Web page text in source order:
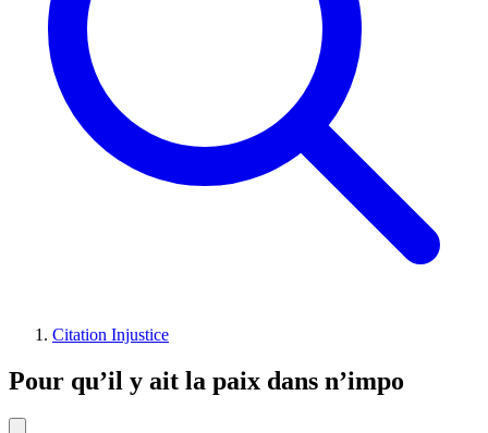
Citation Injustice
Pour qu’il y ait la paix dans n’impo